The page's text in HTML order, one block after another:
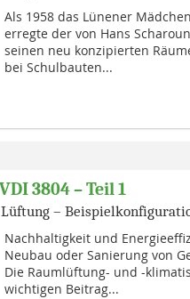
Als 1958 das Lünener
erregte der von Hans
seinen neu konzipierten
bei Schulbauten...
3804 – Teil 1
–
Nachhaltigkeit und
Neubau oder Sanierung von
Die Raumlüftung- und -
wichtigen Beitrag...